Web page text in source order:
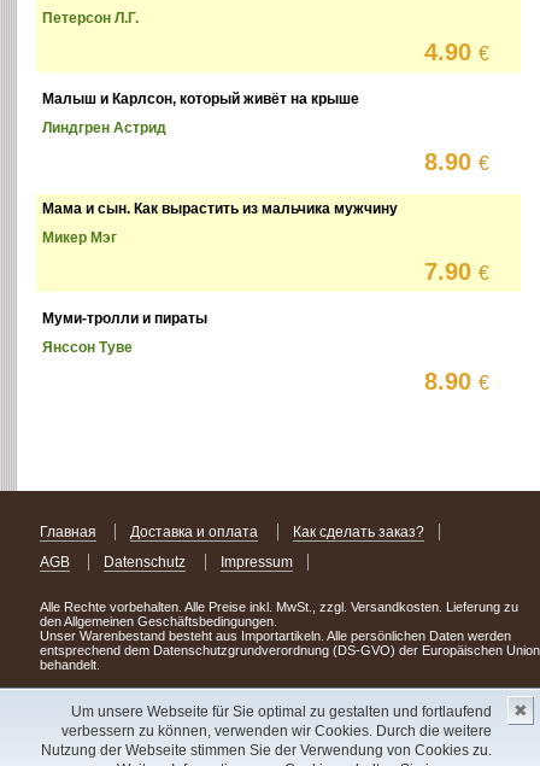
Um unsere Webseite für Sie optimal zu gestalten und fortlaufend
verbessern zu können, verwenden wir Cookies. Durch die weitere
Nutzung der Webseite stimmen Sie der Verwendung von Cookies zu.
✖
Петерсон Л.Г.
4.90€
Малыш и Карлсон, который живёт на крыше
Линдгрен Астрид
8.90€
Мама и сын. Как вырастить из мальчика мужчину
Микер Мэг
7.90€
Муми-тролли и пираты
Янссон Туве
8.90€
Главная Доставка и оплата
Как сделать заказ?
AGB
Datenschutz Impressum
Alle Rechte vorbehalten. Alle Preise inkl. MwSt., zzgl. Versandkosten. Lieferung zu
den Allgemeinen Geschäftsbedingungen.
Unser Warenbestand besteht aus Importartikeln. Alle persönlichen Daten werden
entsprechend dem Datenschutzgrundverordnung (DS-GVO) der Europäischen Union
behandelt.
Сделав заказ сегодня, уже через день или два Вы можете стать обладателем
НОВИНКИ из Германии! Удачного поиска!
Copyright 2003 - 2023 © Express-Kniga
V.A.Vorobiev